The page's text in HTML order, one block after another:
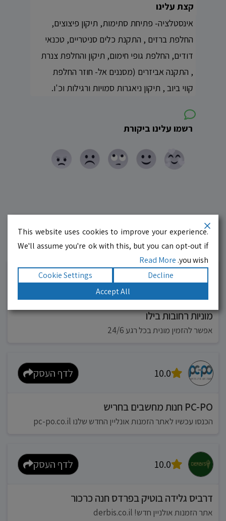
קצת עלינו
אינסטלציה- פתיחת סתימות, תיקון פיצוצים,
החלפת ברזים , התקנת כלים סניטריים, טכנאי
דודים, החלפת גופי חימום, תיקון והחלפת צנרת
, התקנה אביזרים (מסננים אל- חוזר החלפת
קווי ביוב , תיקון ניאגרות סמויות ורגילות וכ'ו.
רשמו עלינו ביקורת
עסקים מומלצים!רוצים גם? לחצו כאן
10.0 לדף העסק
מוניות רחובות בילו
אפשר להזמין מונית בכל רגע 24/6
10.0 לדף העסק
PC-PO חנות מחשבים בחריש
הכנסו עכשיו לאתר הזמנות אונליין החדש שלנו pc-po.co.il
10.0 לדף העסק
דרביס גלידה בוטיק בפרדס חנה כרכור
אתר הזמנות אולניין חדש! derbis.co.il
This website uses cookies to improve your experience.
We'll assume you're ok with this, but you can opt-out if
you wish.
Read More
Decline
Cookie Settings
Accept All